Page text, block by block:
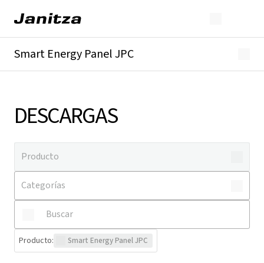
Smart Energy Panel JPC
DESCARGAS
Producto: Smart Energy Panel JPC